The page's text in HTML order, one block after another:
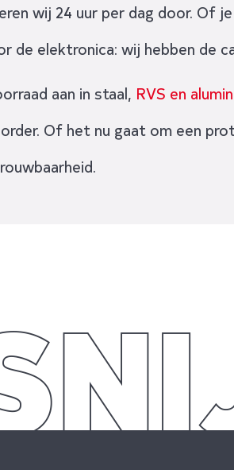
wij 24 uur per dag door. Of
de elektronica: wij hebben de
aan in staal, RVS en
Of het nu gaat om een